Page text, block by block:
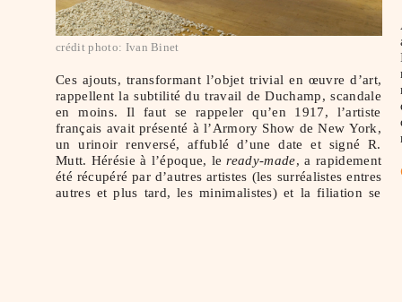
crédit photo: Ivan Binet
Ces ajouts, transformant l’objet trivial en œuvre d’art,
rappellent la subtilité du travail de Duchamp, scandale
en moins. Il faut se rappeler qu’en 1917, l’artiste
français avait présenté à l’Armory Show de New York,
un urinoir renversé, affublé d’une date et signé R.
Mutt. Hérésie à l’époque, leready-made, a rapidement
été récupéré par d’autres artistes (les surréalistes entres
autres et plus tard, les minimalistes) et la filiation se